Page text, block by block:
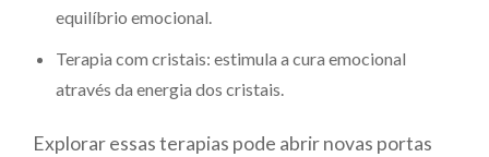
equilíbrio emocional.
Terapia com cristais: estimula a cura emocional
através da energia dos cristais.
Explorar essas terapias pode abrir novas portas